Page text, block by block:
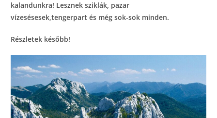
kalandunkra! Lesznek sziklák, pazar
vízesésesek,tengerpart és még sok-sok minden.
Részletek később!